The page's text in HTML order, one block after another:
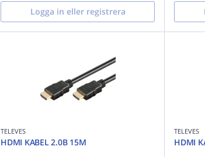
Logga in eller registrera
TELEVES
HDMI KABEL 2.0B 15M
TELEVES
HDMI